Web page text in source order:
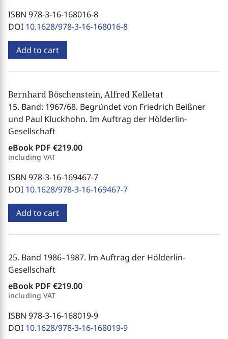
ISBN 978-3-16-168016-8
DOI 10.1628/978-3-16-168016-8
Add to cart
Bernhard Böschenstein, Alfred Kelletat
15. Band: 1967/68. Begründet von Friedrich Beißner
und Paul Kluckhohn. Im Auftrag der Hölderlin-
Gesellschaft
eBook PDF €219.00
including VAT
ISBN 978-3-16-169467-7
DOI 10.1628/978-3-16-169467-7
Add to cart
25. Band 1986–1987. Im Auftrag der Hölderlin-
Gesellschaft
eBook PDF €219.00
including VAT
ISBN 978-3-16-168019-9
DOI 10.1628/978-3-16-168019-9